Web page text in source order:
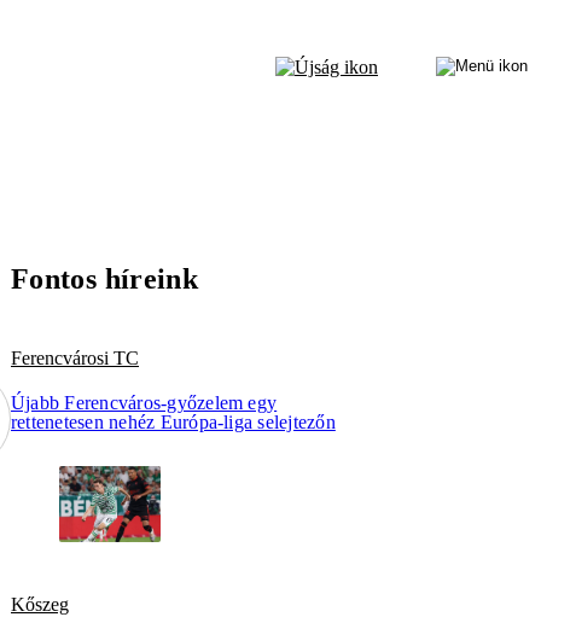
Fontos híreink
Ferencvárosi TC
Újabb Ferencváros-győzelem egy
rettenetesen nehéz Európa-liga selejtezőn
Kőszeg